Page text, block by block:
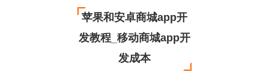
苹果和安卓商城app开
发教程_移动商城app开
发成本